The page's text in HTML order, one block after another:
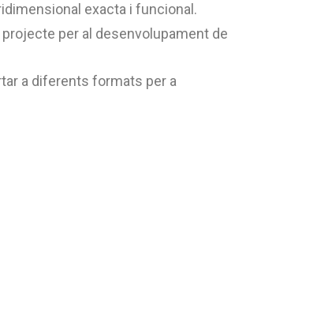
exacta i funcional.
per al desenvolupament de
a diferents formats per a